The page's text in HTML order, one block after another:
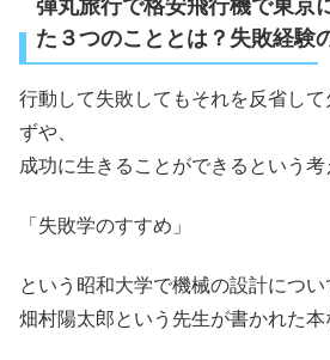
弾丸旅行で格安飛行機で東京
た３つのこととは？失敗経験
行動して失敗してもそれを反省し
ずや、
成功に生きることができるという考
「失敗学のすすめ」
という昭和大学で機械の設計につ
畑村陽太郎という先生が書かれた本